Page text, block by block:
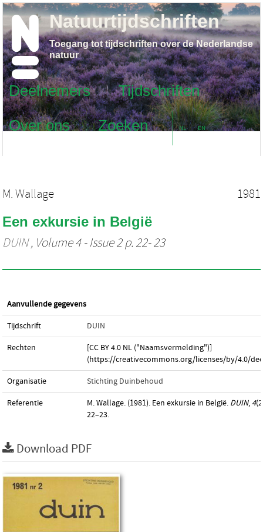
Deelnemers
Tijdschriften
Over ons
Zoeken NL EN
Natuurtijdschriften
Toegang tot tijdschriften over de Nederlandse
natuur
M. Wallage 1981
Een exkursie in België
DUIN, Volume 4 - Issue 2 p. 22- 23
Aanvullende gegevens
Tijdschrift DUIN
Rechten
[CC BY 4.0 NL ("Naamsvermelding")]
(https://creativecommons.org/licenses/by/4.0/
Organisatie Stichting Duinbehoud
Referentie M. Wallage. (1981). Een exkursie in België. DUIN, 4
22–23.
Download PDF